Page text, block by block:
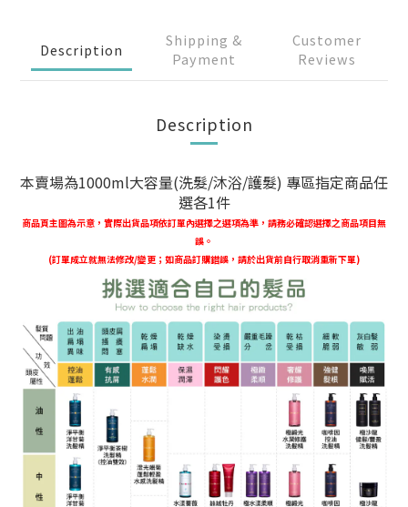
Description
Shipping &
Payment
Customer
Reviews
Description
本賣場為1000ml大容量(洗髮/沐浴/護髮) 專區指定商品任
選各1件
商品頁主圖為示意，實際出貨品項依訂單內選擇之選項為準， 請務必確認選擇之商品項目無
誤。
(訂單成立就無法修改/變更；如商品訂購錯誤，請於出貨前自行取消重新下單)